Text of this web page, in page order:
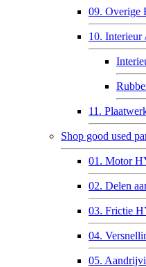
09. Overige
10. Interieur
11.
Shop good used
01. Motor
02. Delen
03. Frictie
04.
05.